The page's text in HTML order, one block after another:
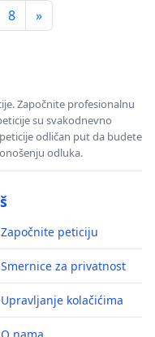
8 »
Započnite profesionalnu
su svakodnevno
odličan put da budete
odluka.
Započnite peticiju
Smernice za privatnost
Upravljanje kolačićima